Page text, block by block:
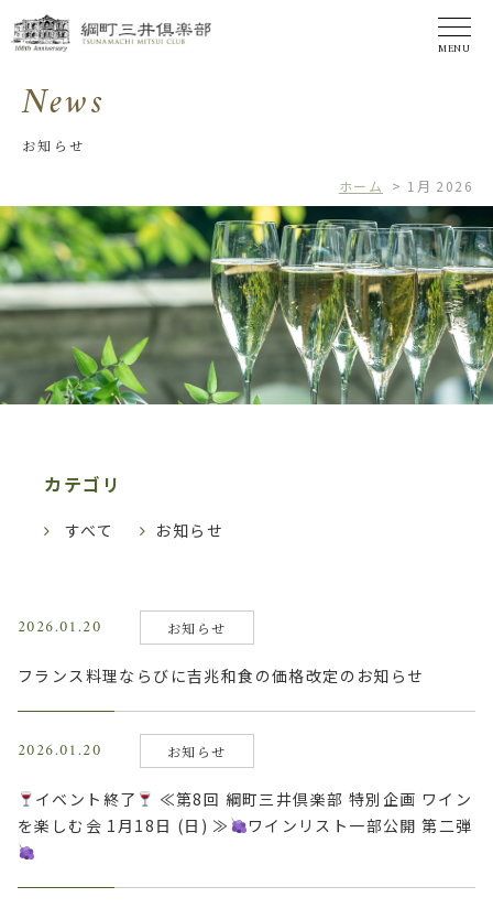
MENU
News
お知らせ
ホーム > 1月 2026
カテゴリ
すべて お知らせ
2026.01.20 お知らせ
フランス料理ならびに吉兆和食の価格改定のお知らせ
2026.01.20 お知らせ
イベント終了
≪第8回 綱町三井倶楽部 特別企画 ワイン
を楽しむ会 1月18日 (日) ≫
ワインリスト一部公開 第二弾